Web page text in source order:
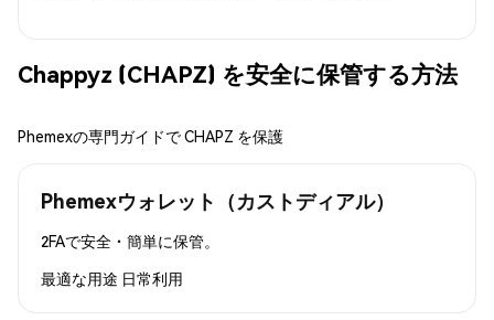
Chappyz (CHAPZ) を安全に保管する方法
Phemexの専門ガイドで CHAPZ を保護
Phemexウォレット（カストディアル）
2FAで安全・簡単に保管。
最適な用途 日常利用